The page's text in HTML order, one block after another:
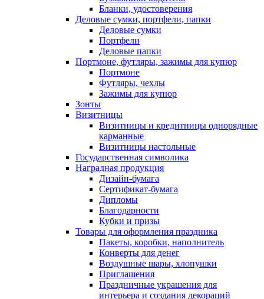
Бланки, удостоверения
Деловые сумки, портфели, папки
Деловые сумки
Портфели
Деловые папки
Портмоне, футляры, зажимы для купюр
Портмоне
Футляры, чехлы
Зажимы для купюр
Зонты
Визитницы
Визитницы и кредитницы однорядные
карманные
Визитницы настольные
Государственная символика
Наградная продукция
Дизайн-бумага
Сертификат-бумага
Дипломы
Благодарности
Кубки и призы
Товары для оформления праздника
Пакеты, коробки, наполнитель
Конверты для денег
Воздушные шары, хлопушки
Приглашения
Праздничные украшения для
интерьера и создания декораций